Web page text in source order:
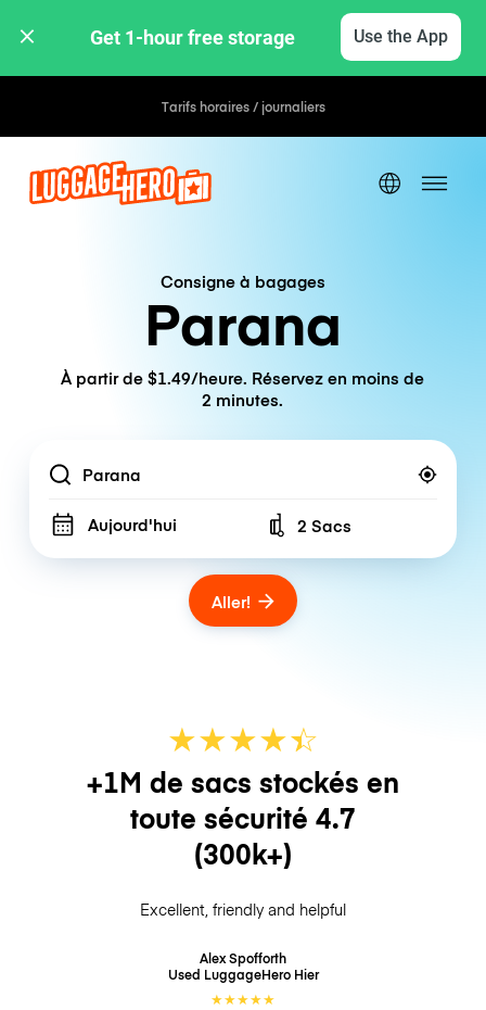
Get 1-hour free storage Use the App
Tarifs horaires / journaliers
Consigne à bagages
Parana
À partir de $1.49/heure. Réservez en moins de
2 minutes.
Location
Aujourd'hui Number of bags
2 Sacs
Aller!
★★★★☆
★
+1M de sacs stockés en
toute sécurité 4.7
(300k+)
Excellent, friendly and helpful
Alex Spofforth
Used LuggageHero Hier
★★★★★